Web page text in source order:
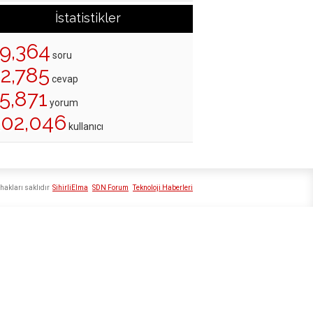
İstatistikler
soru
cevap
yorum
kullanıcı
SihirliElma SDN Forum Teknoloji Haberleri
saklıdır